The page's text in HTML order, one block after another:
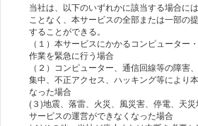
当社は、以下のいずれかに該当する場合に
ことなく、本サービスの全部または⼀部の
することができる。
（１）本サービスにかかるコンピューター
作業を緊急に⾏う場合
（２）コンピューター、通信回線等の障害
集中、不正アクセス、ハッキング等により
なった場合
(３)地震、落雷、⽕災、⾵災害、停電、天
サービスの運営ができなくなった場合